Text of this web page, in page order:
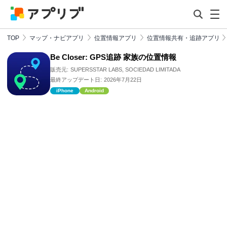
TOP マップ・ナビアプリ 位置情報アプリ 位置情報共有・追跡アプリ
Be Closer: GPS追跡 家族の位置情報
販売元: SUPERSSTAR LABS, SOCIEDAD LIMITADA
最終アップデート日: 2026年7月22日
iPhone Android